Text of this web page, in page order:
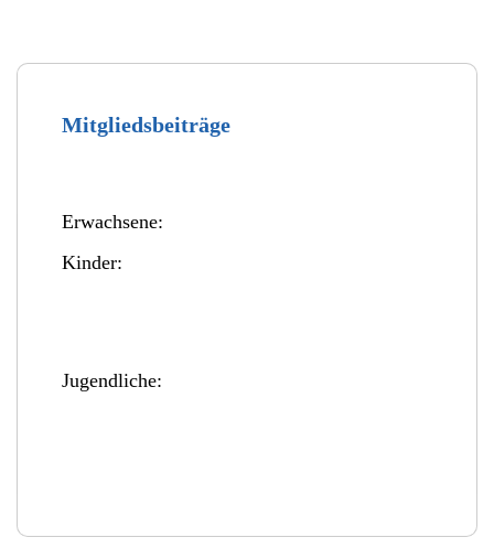
Mitgliedsbeiträge
Erwachsene:
Kinder:
Jugendliche: